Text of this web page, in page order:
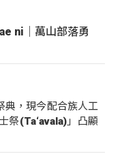
ni｜萬山部落勇
典，現今配合族人工
祭(Ta‘avala)」凸顯